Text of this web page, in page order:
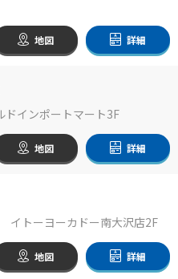
地図 詳細
インポートマート3F
地図 詳細
トーヨーカドー南大沢店2F
地図 詳細